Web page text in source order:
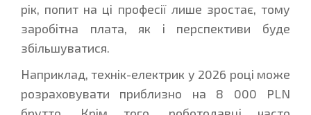
рік, попит на ці професії лише зростає, тому
заробітна плата, як і перспективи буде
збільшуватися.
Наприклад, технік-електрик у 2026 році може
розраховувати приблизно на 8 000 PLN